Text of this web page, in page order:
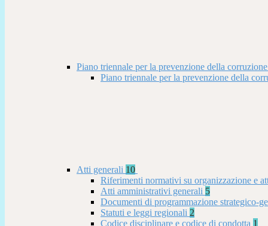
Piano triennale per la prevenzione della
Piano triennale per la prevenzione della
Atti generali 10
Riferimenti normativi su organizzazione e
Atti amministrativi generali 5
Documenti di programmazione strategico-
Statuti e leggi regionali 2
Codice disciplinare e codice di condotta 1